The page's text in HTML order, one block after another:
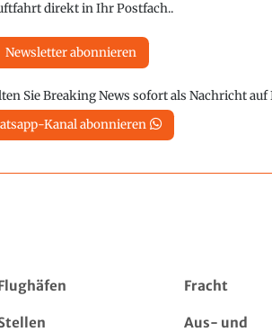
direkt in Ihr Postfach..
Newsletter abonnieren
Sie Breaking News sofort als Nachricht
Kanal abonnieren
Fracht
Aus- und